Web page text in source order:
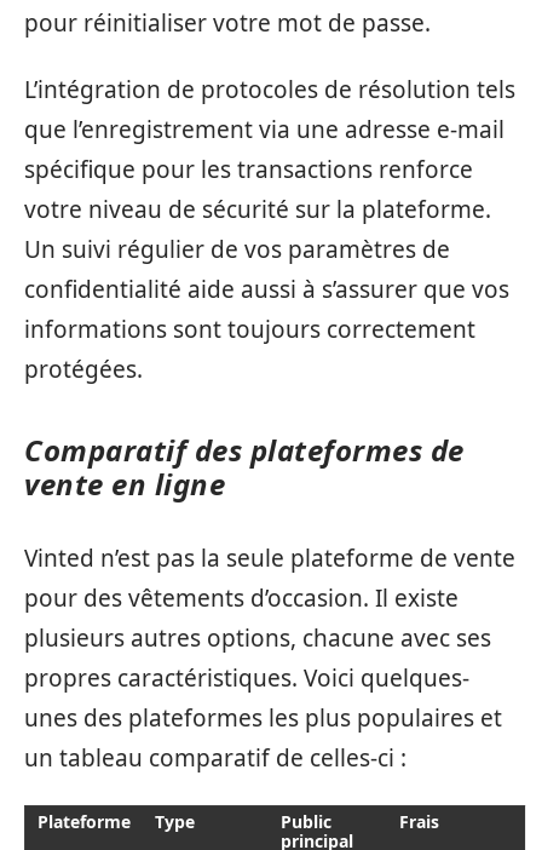
pour réinitialiser votre mot de passe.
L’intégration de protocoles de résolution tels
que l’enregistrement via une adresse e-mail
spécifique pour les transactions renforce
votre niveau de sécurité sur la plateforme.
Un suivi régulier de vos paramètres de
confidentialité aide aussi à s’assurer que vos
informations sont toujours correctement
protégées.
Comparatif des plateformes de
vente en ligne
Vinted n’est pas la seule plateforme de vente
pour des vêtements d’occasion. Il existe
plusieurs autres options, chacune avec ses
propres caractéristiques. Voici quelques-
unes des plateformes les plus populaires et
un tableau comparatif de celles-ci :
Plateforme Type
Public
principal
Frais